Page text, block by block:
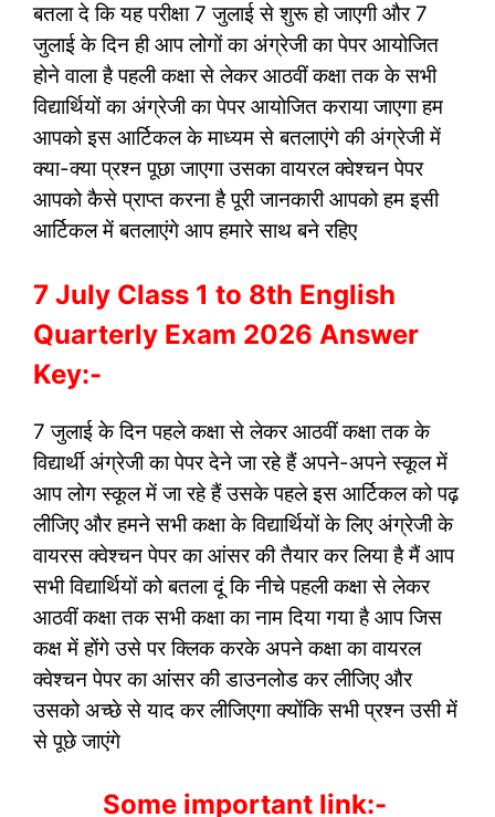
बतला दे कि यह परीक्षा 7 जुलाई से शुरू हो जाएगी और 7
जुलाई के दिन ही आप लोगों का अंग्रेजी का पेपर आयोजित
होने वाला है पहली कक्षा से लेकर आठवीं कक्षा तक के सभी
विद्यार्थियों का अंग्रेजी का पेपर आयोजित कराया जाएगा हम
आपको इस आर्टिकल के माध्यम से बतलाएंगे की अंग्रेजी में
क्या-क्या प्रश्न पूछा जाएगा उसका वायरल क्वेश्चन पेपर
आपको कैसे प्राप्त करना है पूरी जानकारी आपको हम इसी
आर्टिकल में बतलाएंगे आप हमारे साथ बने रहिए
7 July Class 1 to 8th English
Quarterly Exam 2026 Answer
Key:-
7 जुलाई के दिन पहले कक्षा से लेकर आठवीं कक्षा तक के
विद्यार्थी अंग्रेजी का पेपर देने जा रहे हैं अपने-अपने स्कूल में
आप लोग स्कूल में जा रहे हैं उसके पहले इस आर्टिकल को पढ़
लीजिए और हमने सभी कक्षा के विद्यार्थियों के लिए अंग्रेजी के
वायरस क्वेश्चन पेपर का आंसर की तैयार कर लिया है मैं आप
सभी विद्यार्थियों को बतला दूं कि नीचे पहली कक्षा से लेकर
आठवीं कक्षा तक सभी कक्षा का नाम दिया गया है आप जिस
कक्ष में होंगे उसे पर क्लिक करके अपने कक्षा का वायरल
क्वेश्चन पेपर का आंसर की डाउनलोड कर लीजिए और
उसको अच्छे से याद कर लीजिएगा क्योंकि सभी प्रश्न उसी में
से पूछे जाएंगे
Some important link:-